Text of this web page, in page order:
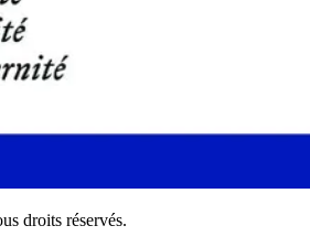
droits réservés.